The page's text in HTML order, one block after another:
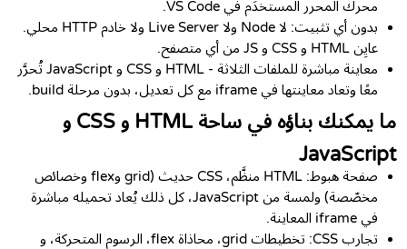
محرك المحرر المستخدَم في VS Code.
بدون أي تثبيت: لا Node ولا Live Server ولا خادم HTTP محلي.
عايِن HTML و CSS و JS من أي متصفح.
معاينة مباشرة للملفات الثلاثة - HTML و CSS و JavaScript تُحرَّر
معًا وتعاد معاينتها في iframe مع كل تعديل، بدون مرحلة build.
ما يمكنك بناؤه في ساحة HTML و CSS و
JavaScript
صفحة هبوط: HTML منظَّم، CSS حديث (grid وflex وخصائص
مخصّصة) ولمسة من JavaScript، كل ذلك يُعاد تحميله مباشرة
في iframe المعاينة.
تجارب CSS: تخطيطات grid، محاذاة flex، الرسوم المتحركة، و